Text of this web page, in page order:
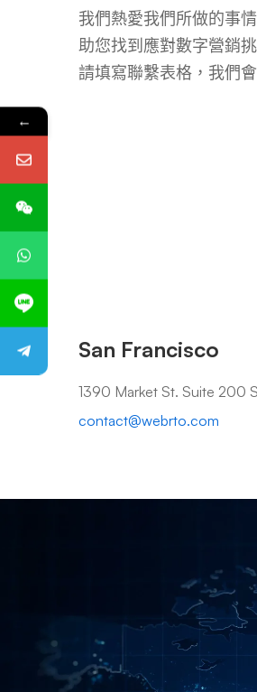
我們熱愛我們所做的事
助您找到應對數字營銷
請填寫聯繫表格，我們
San Francisco
1390 Market St. Suite 200
contact@webrto.com
←